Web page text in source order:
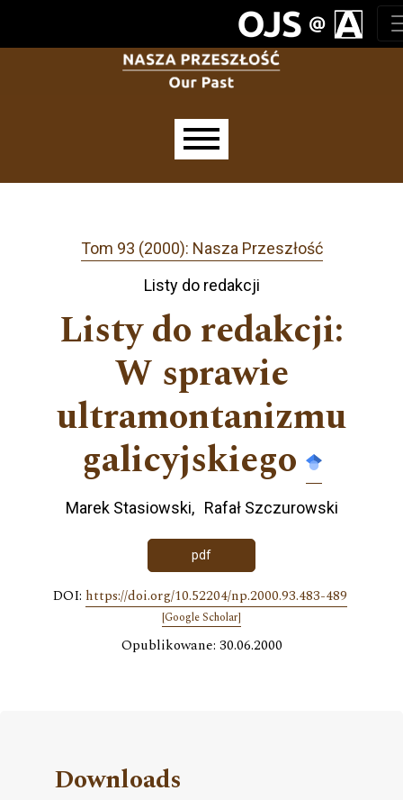
Tom 93 (2000): Nasza Przeszłość
Listy do redakcji
Listy do redakcji:
W sprawie
ultramontanizmu
galicyjskiego
Marek Stasiowski Rafał Szczurowski
pdf
DOI: https://doi.org/10.52204/np.2000.93.483-489
[Google Scholar]
Opublikowane: 30.06.2000
Downloads